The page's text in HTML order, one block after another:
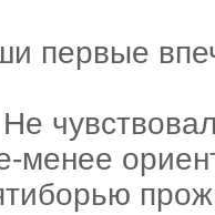
первые
менее